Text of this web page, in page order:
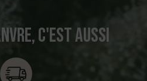
c'est aussi